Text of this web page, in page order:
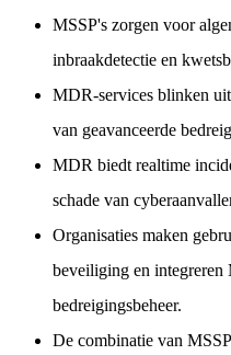
MSSP's zorgen voor
inbraakdetectie en
MDR-services blinken
van geavanceerde
MDR biedt realtime
schade van
Organisaties maken
beveiliging en integreren
bedreigingsbeheer.
De combinatie van